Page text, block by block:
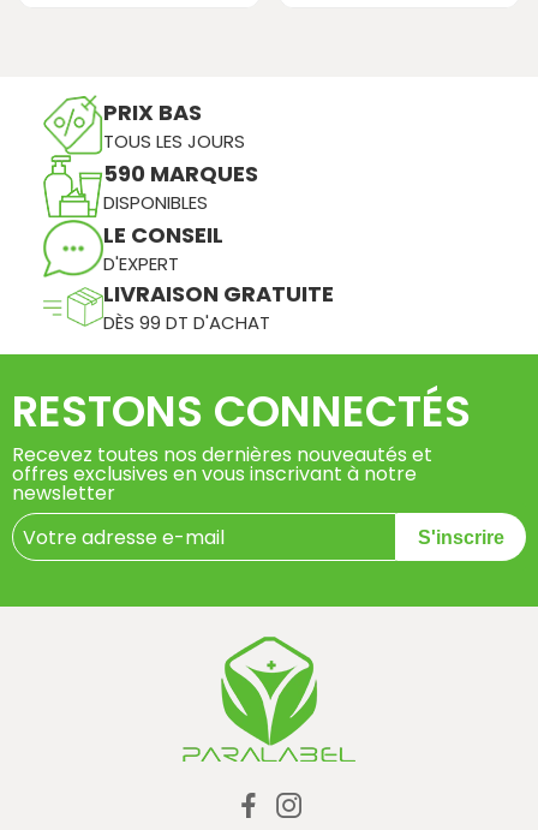
PRIX BAS
TOUS LES JOURS
590 MARQUES
DISPONIBLES
LE CONSEIL
D'EXPERT
LIVRAISON GRATUITE
DÈS 99 DT D'ACHAT
RESTONS CONNECTÉS
Recevez toutes nos dernières nouveautés et
offres exclusives en vous inscrivant à notre
newsletter
S'inscrire